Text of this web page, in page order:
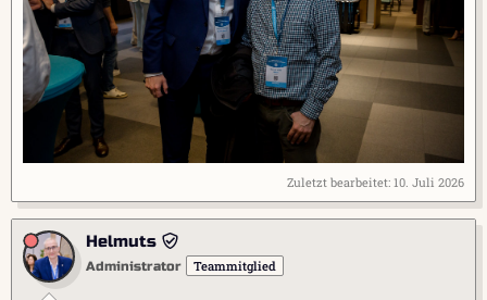
Zuletzt bearbeitet: 10. Juli 2026
Helmuts
Administrator Teammitglied